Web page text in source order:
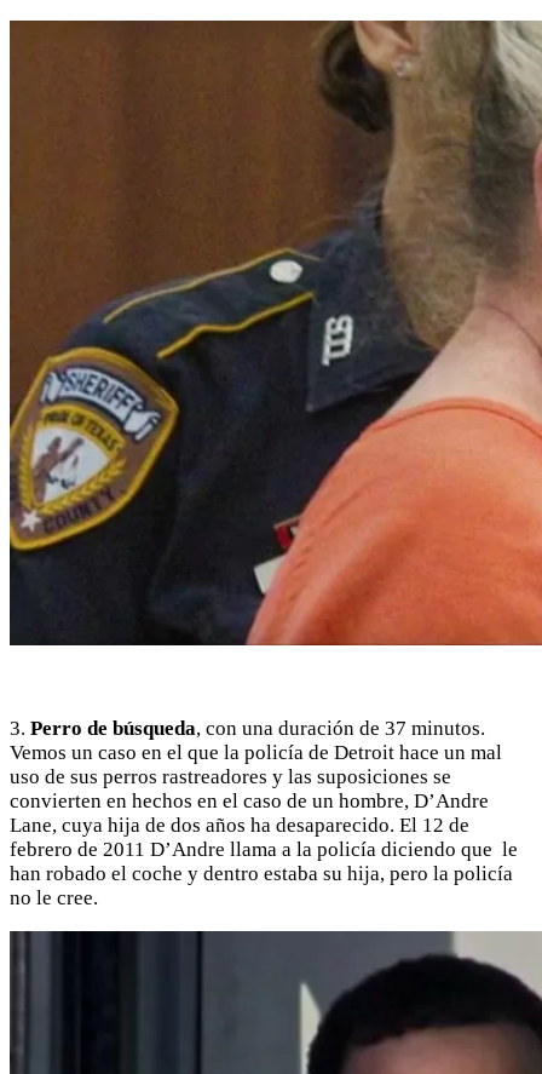
3. Perro de búsqueda, con una duración de 37 minutos.
Vemos un caso en el que la policía de Detroit hace un mal
uso de sus perros rastreadores y las suposiciones se
convierten en hechos en el caso de un hombre, D’Andre
Lane, cuya hija de dos años ha desaparecido. El 12 de
febrero de 2011 D’Andre llama a la policía diciendo que le
han robado el coche y dentro estaba su hija, pero la policía
no le cree.